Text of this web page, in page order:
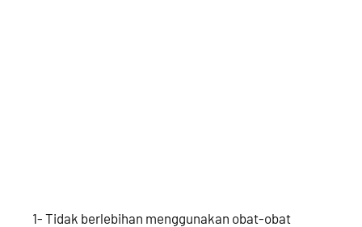
1- Tidak berlebihan menggunakan obat-obat